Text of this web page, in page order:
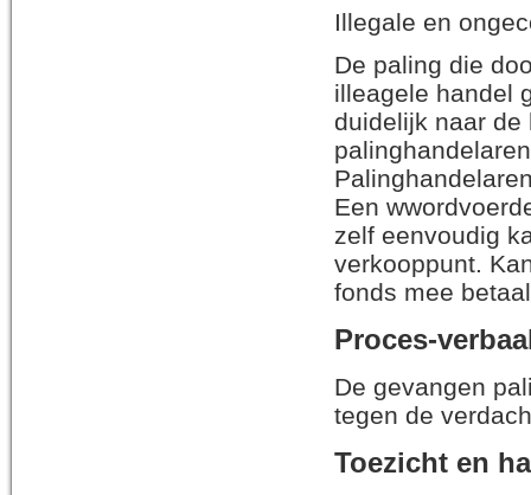
Illegale en
De paling die
illeagele handel
duidelijk naar de
Een
zelf eenvoudig
verkooppunt.
fonds mee
Proces-
De gevangen
tegen de
Toezicht en